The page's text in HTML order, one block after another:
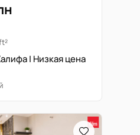
| Низкая цена